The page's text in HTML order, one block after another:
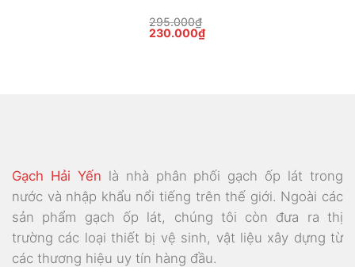
295.000₫
Giá
230.000₫Giá
Gạch Hải Yến là nhà phân phối gạch ốp lát trong
nước và nhập khẩu nổi tiếng trên thế giới. Ngoài các
sản phẩm gạch ốp lát, chúng tôi còn đưa ra thị
trường các loại thiết bị vệ sinh, vật liệu xây dựng từ
các thương hiệu uy tín hàng đầu.